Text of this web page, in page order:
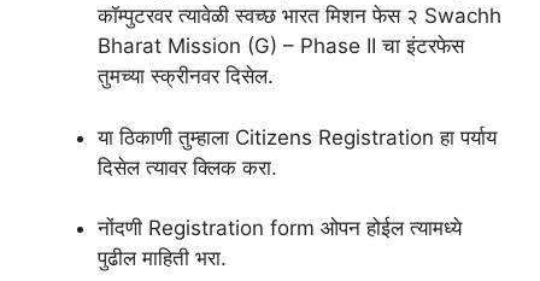
कॉम्पुटरवर त्यावेळी स्वच्छ भारत मिशन फेस २ Swachh
Bharat Mission (G) – Phase II चा इंटरफेस
तुमच्या स्क्रीनवर दिसेल.
या ठिकाणी तुम्हाला Citizens Registration हा पर्याय
दिसेल त्यावर क्लिक करा.
नोंदणी Registration form ओपन होईल त्यामध्ये
पुढील माहिती भरा.